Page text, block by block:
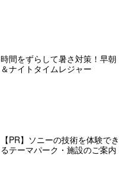
時間をずらして暑さ対策！早朝
＆ナイトタイムレジャー
【PR】ソニーの技術を体験でき
るテーマパーク・施設のご案内